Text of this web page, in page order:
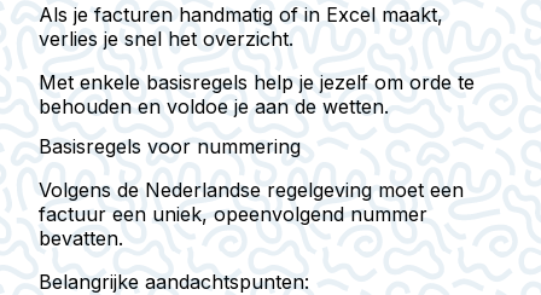
Als je facturen handmatig of in Excel maakt,
verlies je snel het overzicht.
Met enkele basisregels help je jezelf om orde te
behouden en voldoe je aan de wetten.
Basisregels voor nummering
Volgens de Nederlandse regelgeving moet een
factuur een uniek, opeenvolgend nummer
bevatten.
Belangrijke aandachtspunten: